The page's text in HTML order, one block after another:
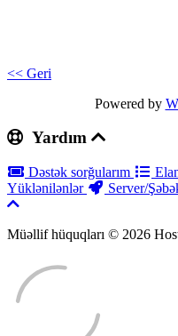
<< Geri
Powered by
Yardım
Dəstək sorğularım
Yüklənilənlər
Server/
Müəllif hüquqları © 2026